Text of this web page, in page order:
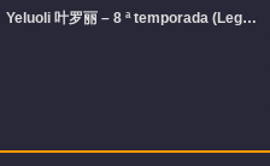
Yeluoli 叶罗丽 – 8 ª temporada (Legendado)